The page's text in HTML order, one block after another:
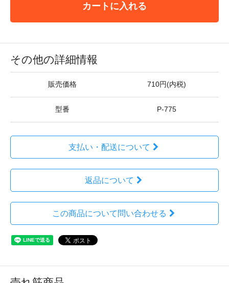
カートに入れる
その他の詳細情報
販売価格 710円(内税)
型番 P-775
支払い・配送について
返品について
この商品について問い合わせる